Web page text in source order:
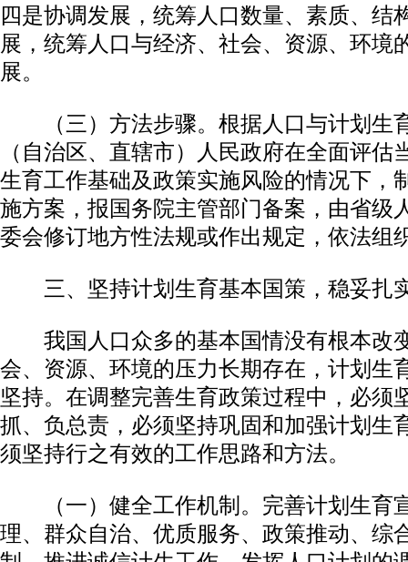
四是协调发展，统筹人口数量、素质、结
展，统筹人口与经济、社会、资源、环境
展。
（三）方法步骤。根据人口与计划生
（自治区、直辖市）人民政府在全面评估
生育工作基础及政策实施风险的情况下，
施方案，报国务院主管部门备案，由省级
委会修订地方性法规或作出规定，依法组
三、坚持计划生育基本国策，稳妥扎
我国人口众多的基本国情没有根本改
会、资源、环境的压力长期存在，计划生
坚持。在调整完善生育政策过程中，必须
抓、负总责，必须坚持巩固和加强计划生
须坚持行之有效的工作思路和方法。
（一）健全工作机制。完善计划生育
理、群众自治、优质服务、政策推动、综